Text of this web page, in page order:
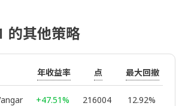
的其他策略
年收益率 点 最大回撤
+47.51% 216004 12.92%